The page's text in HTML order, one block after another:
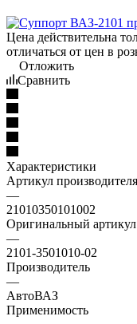
Цена действительна
отличаться от цен в
Отложить
Сравнить
Характеристики
Артикул производителя
—
21010350101002
Оригинальный артикул
—
2101-3501010-02
Производитель
—
АвтоВАЗ
Применимость